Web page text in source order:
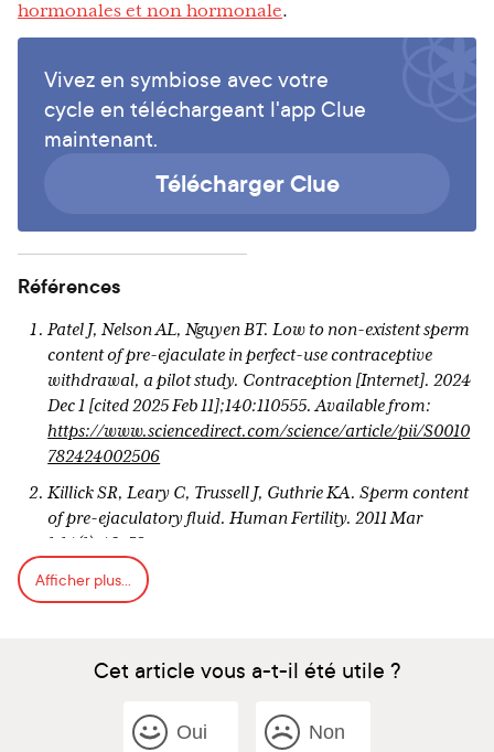
hormonales et non hormonale.
Vivez en symbiose avec votre
cycle en téléchargeant l'app Clue
maintenant.
Télécharger Clue
Références
Patel J, Nelson AL, Nguyen BT. Low to non-existent sperm
content of pre-ejaculate in perfect-use contraceptive
withdrawal, a pilot study. Contraception [Internet]. 2024
Dec 1 [cited 2025 Feb 11];140:110555. Available from:
https://www.sciencedirect.com/science/article/pii/S0010
782424002506
Killick SR, Leary C, Trussell J, Guthrie KA. Sperm content
of pre-ejaculatory fluid. Human Fertility. 2011 Mar
1;14(1):48–52.
Kovavisarach E, Lorthanawanich S, Muangsamran P.
Presence of Sperm in Pre-Ejaculatory Fluid of Healthy
ejaculatory fluid as potential vector for sexual
transmission of HIV-1. Lancet 1992; 340:1470.
Afficher plus...
Cet article vous a-t-il été utile ?
Oui Non